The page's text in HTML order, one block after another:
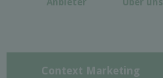
Context Marketing